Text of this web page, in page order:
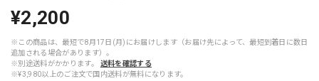
¥2,200
※この商品は、最短で8月17日(月)にお届けします（お届け先によって、最短到着日に数日
追加される場合があります）。
※別途送料がかかります。
送料を確認する
※¥3,980以上のご注文で国内送料が無料になります。